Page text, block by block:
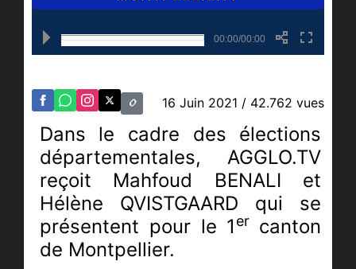
00:00/00:00
16 Juin 2021 / 42.762 vues
Dans le cadre des élections
départementales, AGGLO.TV
reçoit Mahfoud BENALI et
Hélène QVISTGAARD qui se
présentent pour le 1 ercanton
de Montpellier.